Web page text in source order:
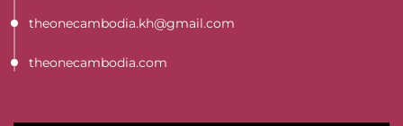
theonecambodia.kh@gmail.com
theonecambodia.com